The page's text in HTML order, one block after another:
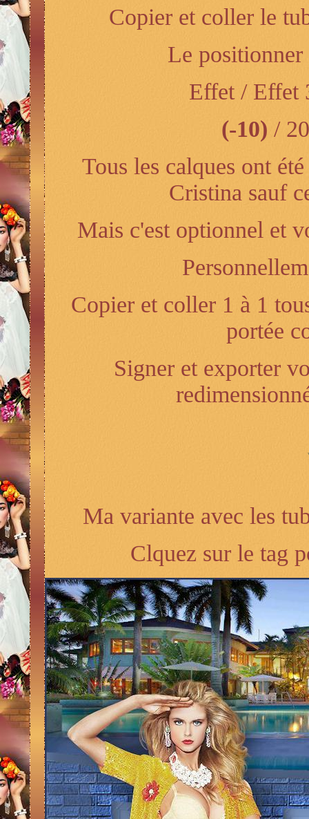
Copier et coller le
Le positionner
Effet / Effet
(-10) /
Tous les calques ont
Cristina sauf
Mais c'est optionnel et
Copier et coller 1 à 1
portée
Signer et exporter
Ma variante avec les
Clquez sur le tag